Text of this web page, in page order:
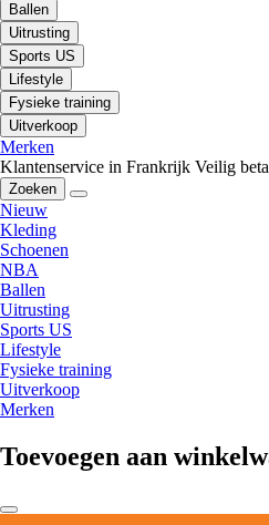
Ballen
Uitrusting
Sports US
Lifestyle
Fysieke training
Uitverkoop
Merken
Klantenservice in Frankrijk Veilig
Zoeken
Nieuw
Kleding
Schoenen
NBA
Ballen
Uitrusting
Sports US
Lifestyle
Fysieke training
Uitverkoop
Merken
Toevoegen aan